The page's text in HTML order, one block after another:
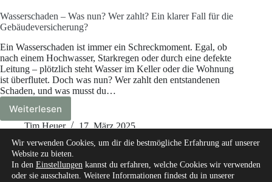
Wasserschaden – Was nun? Wer zahlt? Ein klarer Fall für die
Gebäudeversicherung?
Ein Wasserschaden ist immer ein Schreckmoment. Egal, ob
nach einem Hochwasser, Starkregen oder durch eine defekte
Leitung – plötzlich steht Wasser im Keller oder die Wohnung
ist überflutet. Doch was nun? Wer zahlt den entstandenen
Schaden, und was musst du…
WeiterlesenWasserschaden
–
nun?
Wer
zahlt?
Tim Heuer 17. März 2025
Wir verwenden Cookies, um dir die bestmögliche Erfahrung auf unserer
Website zu bieten.
In den Einstellungen kannst du erfahren, welche Cookies wir verwenden
oder sie ausschalten. Weitere Informationen findest du in unserer